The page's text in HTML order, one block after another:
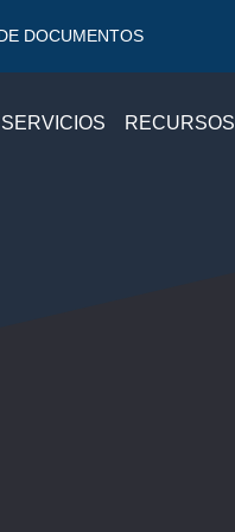
DOCUMENTOS
SERVICIOS RECURSOS